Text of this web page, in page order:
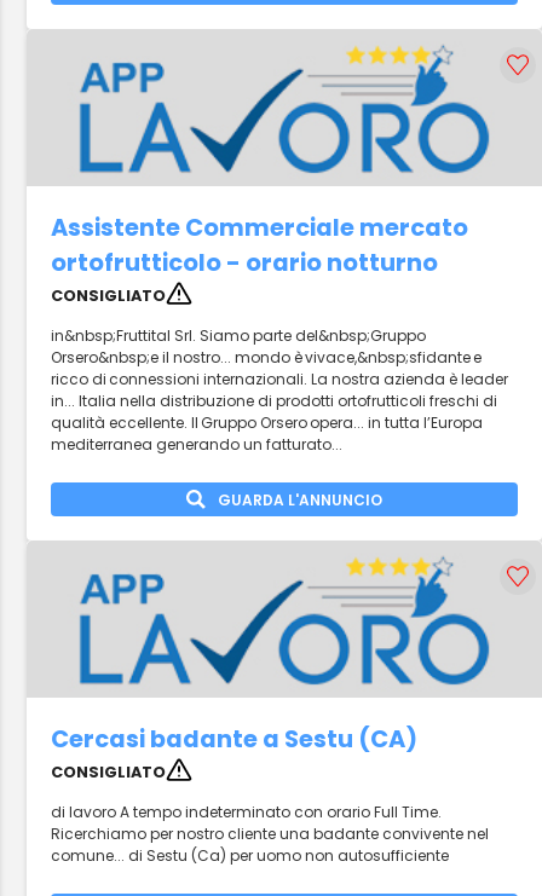
Assistente Commerciale mercato
ortofrutticolo - orario notturno
CONSIGLIATO
in&nbsp;Fruttital Srl. Siamo parte del&nbsp;Gruppo
Orsero&nbsp;e il nostro... mondo è vivace,&nbsp;sfidante e
ricco di connessioni internazionali. La nostra azienda è leader
in... Italia nella distribuzione di prodotti ortofrutticoli freschi di
qualità eccellente. Il Gruppo Orsero opera... in tutta l’Europa
mediterranea generando un fatturato...
GUARDA L'ANNUNCIO
Cercasi badante a Sestu (CA)
CONSIGLIATO
di lavoro A tempo indeterminato con orario Full Time.
Ricerchiamo per nostro cliente una badante convivente nel
comune... di Sestu (Ca) per uomo non autosufficiente